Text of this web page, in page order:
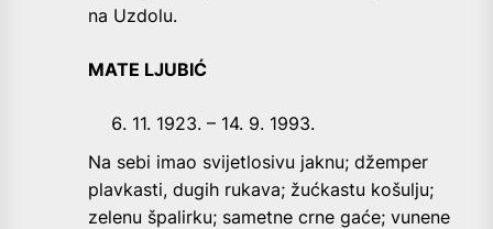
na Uzdolu.
MATE LJUBIĆ
11. 1923. – 14. 9. 1993.
Na sebi imao svijetlosivu jaknu; džemper
plavkasti, dugih rukava; žućkastu košulju;
zelenu špalirku; sametne crne gaće; vunene